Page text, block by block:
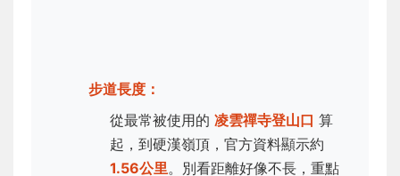
步道長度：
從最常被使用的 凌雲禪寺登山口 算
起，到硬漢嶺頂，官方資料顯示約
1.56公里。別看距離好像不長，重點